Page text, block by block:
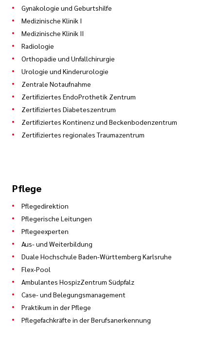
Gynäkologie und Geburtshilfe
Medizinische Klinik I
Medizinische Klinik II
Radiologie
Orthopädie und Unfallchirurgie
Urologie und Kinderurologie
Zentrale Notaufnahme
Zertifiziertes EndoProthetik Zentrum
Zertifiziertes Diabeteszentrum
Zertifiziertes Kontinenz und Beckenbodenzentrum
Zertifiziertes regionales Traumazentrum
Pflege
Pflegedirektion
Pflegerische Leitungen
Pflegeexperten
Aus- und Weiterbildung
Duale Hochschule Baden-Württemberg Karlsruhe
Flex-Pool
Ambulantes HospizZentrum Südpfalz
Case- und Belegungsmanagement
Praktikum in der Pflege
Pflegefachkräfte in der Berufsanerkennung